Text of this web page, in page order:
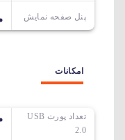
پنل صفحه نمایش
امکانات
تعداد پورت USB
2.0